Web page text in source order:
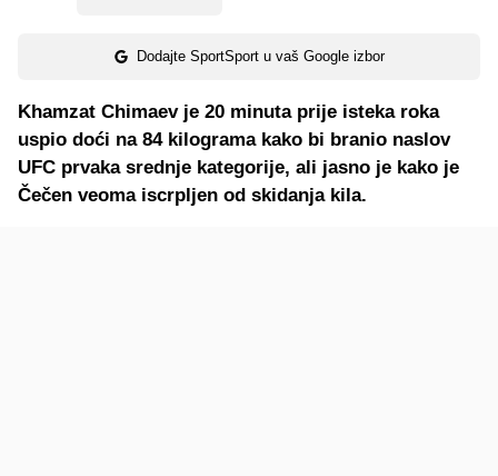
Dodajte SportSport u vaš Google izbor
Khamzat Chimaev je 20 minuta prije isteka roka
uspio doći na 84 kilograma kako bi branio naslov
UFC prvaka srednje kategorije, ali jasno je kako je
Čečen veoma iscrpljen od skidanja kila.